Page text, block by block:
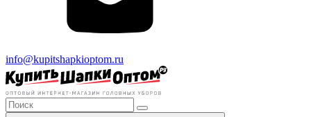
info@kupitshapkioptom.ru